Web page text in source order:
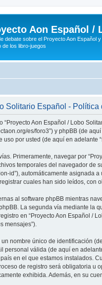
Aon Español /
debate sobre el Proyecto Aon Español
de los libro-juegos
Solitario Español - Política
Aon Español / Lobo
es/foro3”) y phpBB (de
por usted (de aquí en adelante
Primeramente, navegar por
temporales del navegador de
id”), automáticamente asignada
cuales han sido leídos, con
al software phpBB mientras
La segunda vía mediante la
en “Proyecto Aon Español /
mensajes”).
nombre único de identificación
personal válida (de aquí en
en el que estamos instalados.
de registro será obligatoria u
exhibida. Además, en su